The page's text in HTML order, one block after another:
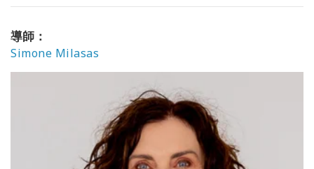
導師：
Simone Milasas